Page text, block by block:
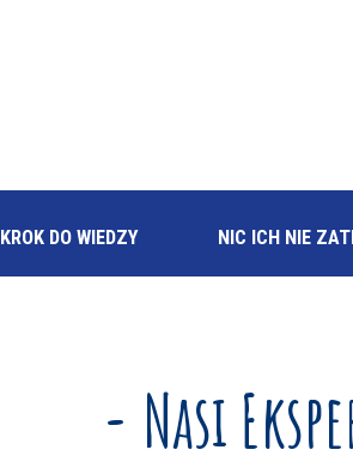
KROK DO WIEDZY NIC ICH NIE
- Nasi